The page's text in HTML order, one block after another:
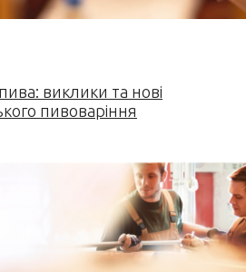
виклики та нові
пивоваріння